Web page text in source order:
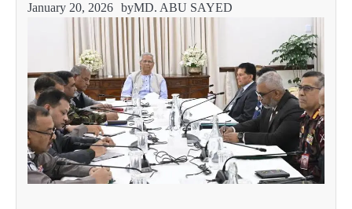
January 20, 2026 byMD. ABU SAYED